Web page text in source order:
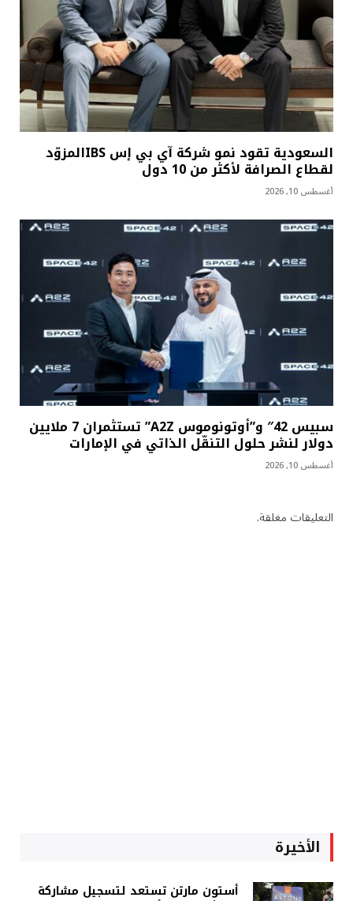
السعودية تقود نمو شركة آي بي إس IBSالمزوّد
لقطاع الصرافة لأكثر من 10 دول
أغسطس 10, 2026
سبيس 42″ و”أوتونوموس A2Z” تستثمران 7 ملايين
دولار لنشر حلول التنقّل الذاتي في الإمارات
أغسطس 10, 2026
التعليقات مغلقة.
الأخيرة
أستون مارتن تستعد لتسجيل مشاركة